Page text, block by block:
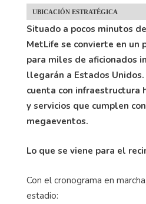
UBICACIÓN ESTRATÉGICA
Situado a pocos minutos
MetLife se convierte en
para miles de aficionados
llegarán a Estados
cuenta con infraestructura
y servicios que cumplen
megaeventos.
Lo que se viene para el
Con el cronograma en
estadio: